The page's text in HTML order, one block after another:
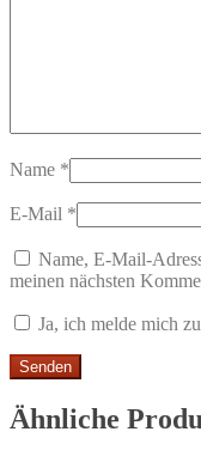
Name *
E-Mail *
Name, E-Mail-
meinen nächsten
Ja, ich melde mich
Ähnliche